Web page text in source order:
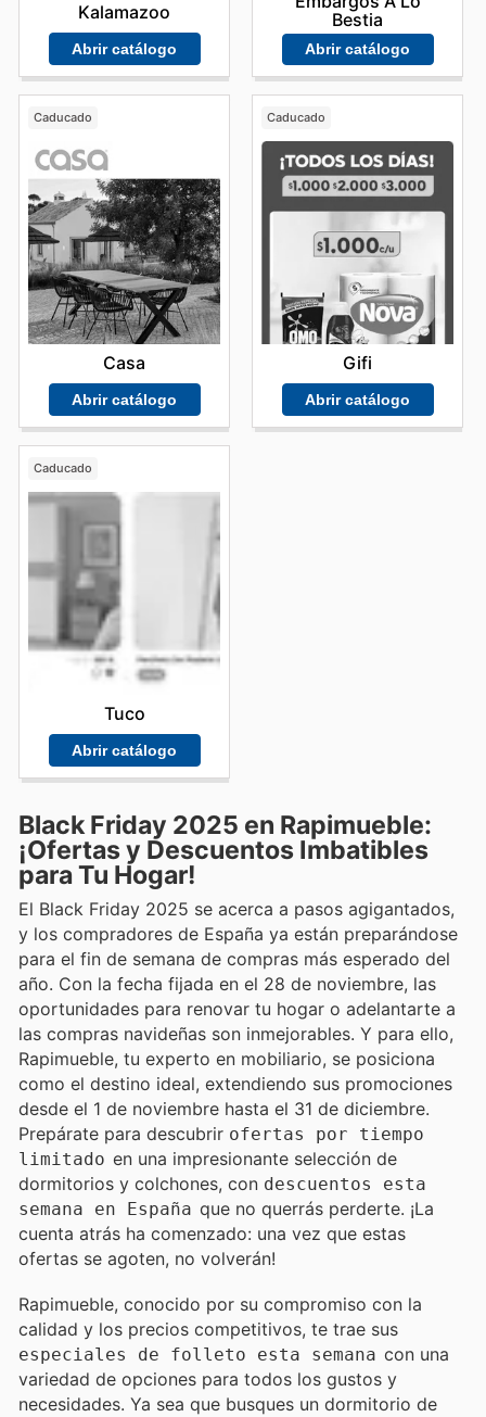
Kalamazoo
Abrir catálogo
Bestia
Abrir catálogo
Caducado
Casa
Abrir catálogo
Caducado
Gifi
Abrir catálogo
Caducado
Tuco
Abrir catálogo
Black Friday 2025 en Rapimueble:
¡Ofertas y Descuentos Imbatibles
para Tu Hogar!
El Black Friday 2025 se acerca a pasos agigantados,
y los compradores de España ya están preparándose
para el fin de semana de compras más esperado del
año. Con la fecha fijada en el 28 de noviembre, las
oportunidades para renovar tu hogar o adelantarte a
las compras navideñas son inmejorables. Y para ello,
Rapimueble, tu experto en mobiliario, se posiciona
como el destino ideal, extendiendo sus promociones
desde el 1 de noviembre hasta el 31 de diciembre.
Prepárate para descubrir ofertas por tiempo
limitado en una impresionante selección de
dormitorios y colchones, con descuentos esta
semana en España que no querrás perderte. ¡La
cuenta atrás ha comenzado: una vez que estas
ofertas se agoten, no volverán!
Rapimueble, conocido por su compromiso con la
calidad y los precios competitivos, te trae sus
especiales de folleto esta semana con una
variedad de opciones para todos los gustos y
necesidades. Ya sea que busques un dormitorio de